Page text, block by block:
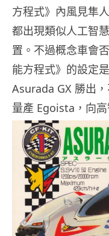
方程式》內風見隼
都出現類似人工智
置。不過概念車會
能方程式》的設定
Asurada GX 勝出
量產 Egoista，向